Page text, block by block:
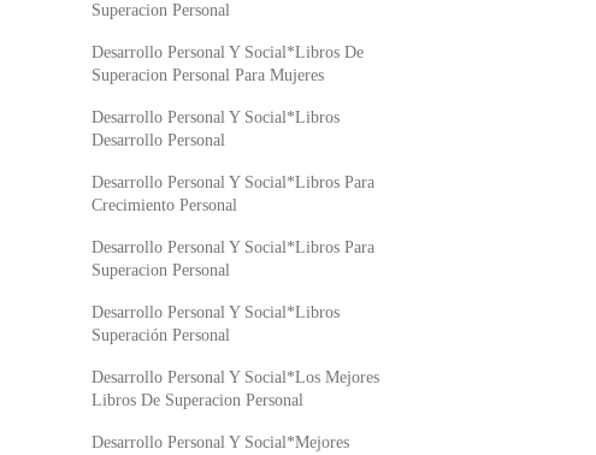
Superacion Personal
Desarrollo Personal Y Social*Libros De
Superacion Personal Para Mujeres
Desarrollo Personal Y Social*Libros
Desarrollo Personal
Desarrollo Personal Y Social*Libros Para
Crecimiento Personal
Desarrollo Personal Y Social*Libros Para
Superacion Personal
Desarrollo Personal Y Social*Libros
Superación Personal
Desarrollo Personal Y Social*Los Mejores
Libros De Superacion Personal
Desarrollo Personal Y Social*Mejores